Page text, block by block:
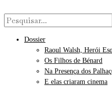
Dossier
Raoul Walsh, Herói
Os Filhos de Bénard
Na Presença dos
E elas criaram cinema